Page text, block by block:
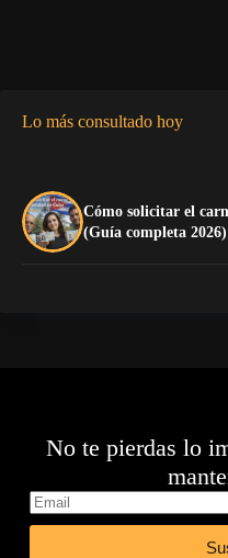
Lo más consultado hoy
Cómo solicitar el
(Guía completa 2026)
No te pierdas lo